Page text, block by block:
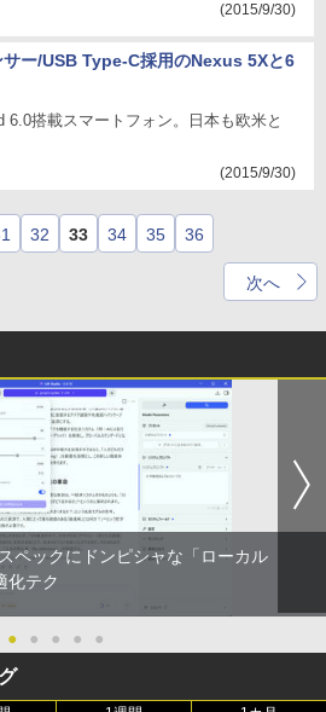
(2015/9/30)
サー/USB Type-C採用のNexus 5Xと6
6.0搭載スマートフォン。日本も欧米と
(2015/9/30)
32 33 34 35 36
次へ
ペックにドンピシャな「ローカル
化テク
● ● ● ● ●